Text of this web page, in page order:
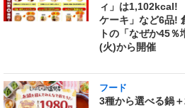
ィ」は1,102kcal!
ケーキ」など6品!
トの「なぜか45％
(火)から開催
フード
3種から選べる鍋